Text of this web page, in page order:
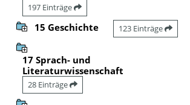
197 Einträge
15 Geschichte 123 Einträge
17 Sprach- und
Literaturwissenschaft
28 Einträge